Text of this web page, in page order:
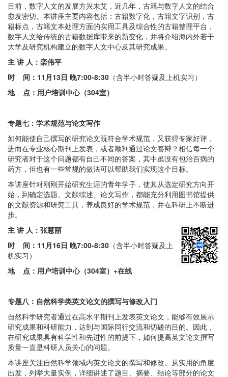
目前，数字人文的发展方兴未艾，近几年，古籍与数字人文的结合
愈发密切。本讲座主要内容包括：古籍数字化，古籍文字识别，古
籍标点，古籍文本处理方面的实用工具及综合性的古籍整理平台，
数字人文给传统的古籍数据库带来的新变化，并将介绍海内外若干
大学及研究机构建立的数字人文中心及其研究成果。
主 讲 人：栾伟平
时 间： 11月13日 晚7:00-8:30 （含半小时答疑及上机实习）
地 点：用户培训中心（304室）
专题七：学术规范与论文写作
如何能使自己撰写的研究论文既符合学术规范，又获得专家好评，
进而在专业核心期刊上发表，或者顺利通过论文答辩？相信每一个
研究者对于这个问题都有自己不同的答案，其中虽没有包治百病的
药方，但也有一些常规的做法可以帮助我们实现这个目标。
本讲座针对刚刚开始研究生涯的青年学子，使其从选定研究方向开
始，到确定选题、文献综述、论文写作，都能充分利用图书馆提供
的文献资源和研究工具，养成良好的学术规范，并在科研上不断进
步。
主 讲 人：张慧丽
时 间： 11月16日 晚7:00-8:30 （含半小时答疑及上
机实习）
地 点：用户培训中心（304室）+在线
专题八：自然科学类英文论文的撰写与修改入门
自然科学研究者通过在高水平期刊上发表英文论文，能够有效展示
研究成果和科研能力，达到与国际同行交流和切磋的目的。因此，
在研究成果具有科学性和先进性的前提下，如何提高英文论文撰写
质量一直是科研人员关心的问题。
本讲座关注自然科学领域内英文论文的撰写和修改。从实用的角度
出发，列举大量实例，详细讲述了题目、摘要、结论等部分的论文